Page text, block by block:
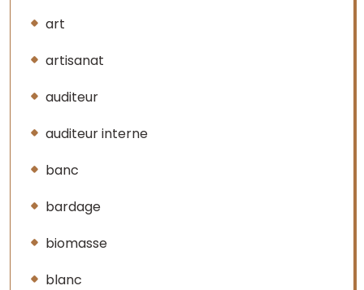
art
artisanat
auditeur
auditeur interne
banc
bardage
biomasse
blanc